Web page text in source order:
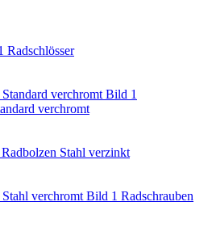
Radschlösser
verchromt
Radbolzen Stahl verzinkt
Radschrauben